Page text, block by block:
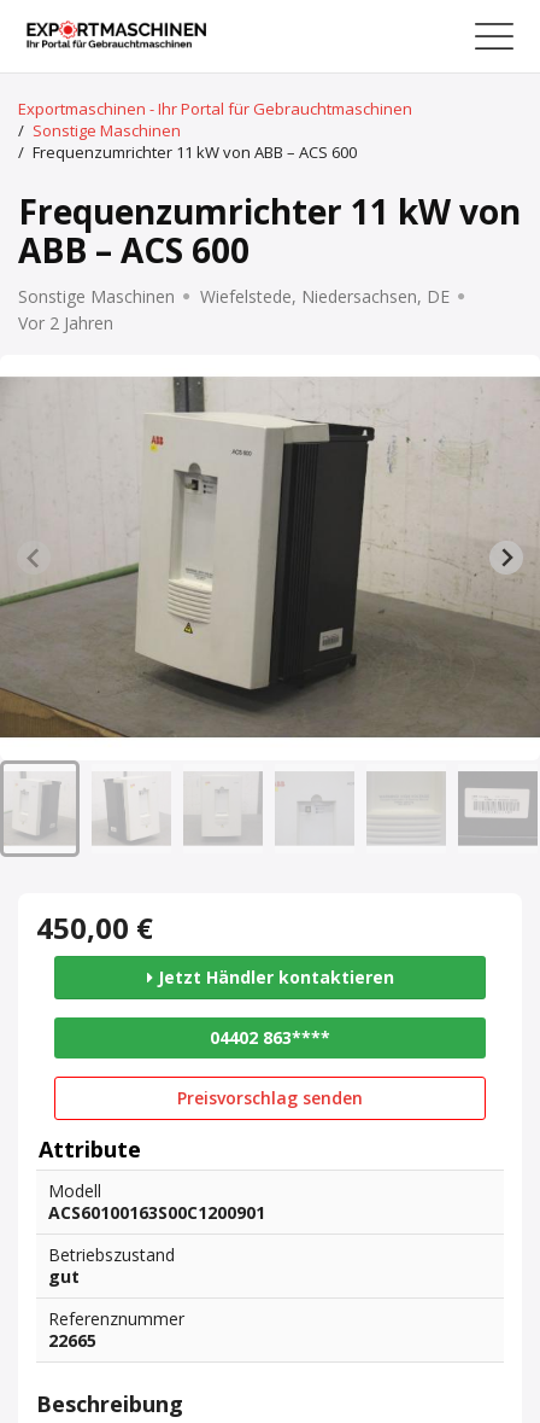
Exportmaschinen - Ihr Portal für Gebrauchtmaschinen
/ Sonstige Maschinen
/ Frequenzumrichter 11 kW von ABB – ACS 600
Frequenzumrichter 11 kW von
ABB – ACS 600
Sonstige Maschinen
Wiefelstede, Niedersachsen, DE
Vor 2 Jahren
450,00 €
Jetzt Händler kontaktieren
04402 863****
Preisvorschlag senden
Attribute
Modell
ACS60100163S00C1200901
Betriebszustand
gut
Referenznummer
22665
Beschreibung